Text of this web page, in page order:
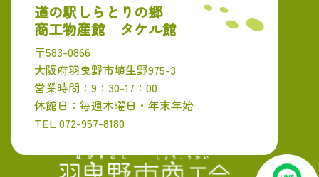
道の駅しらとりの郷
商工物産館 タケル館
〒583-0866
大阪府羽曳野市埴生野975-3
営業時間：9：30-17：00
休館日：毎週木曜日・年末年始
TEL 072-957-8180